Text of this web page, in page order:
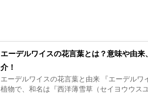
エーデルワイスの花言葉とは？意味や由
介！
エーデルワイスの花言葉と由来 『エーデル
植物で、和名は『西洋薄雪草（セイヨウウス